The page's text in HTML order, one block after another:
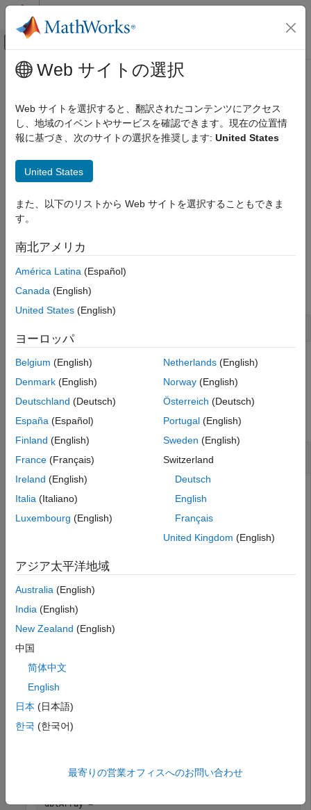
コンテンツへスキップ
オフキャンバス ナビゲーション メ
ドキュメンテーションのホーム
外部言語インターフェイス
MATLAB での Java
javaArray
構文
例
詳細
ヒント
参考
メインコンテンツ
javaArray
Java配列オブジェクトの作成
構文
説明
定したPackageName.ClassName
された配列は、次の Java コードによって作成された配列と同じ
です。
例
例
すべて折りたたむ
4 行 5 列の Java 配列の作成
x2 = 5;
dblArray = javaArray(
値を入力します。
        dblArray(m,n) = java.lang.Double((m*10) + n);
end
結果を表示します。
dblArray =
Web サイトの選択
Web サイトを選択すると、翻訳されたコンテンツにアクセス
し、地域のイベントやサービスを確認できます。現在の位置情
報に基づき、次のサイトの選択を推奨します: United States
United States
また、以下のリストから Web サイトを選択することもできま
す。
南北アメリカ
América Latina (Español)
Canada (English)
United States (English)
ヨーロッパ
Belgium (English)
Denmark (English)
Deutschland (Deutsch)
España (Español)
Finland (English)
France (Français)
Ireland (English)
Italia (Italiano)
Luxembourg (English)
Netherlands(English)
Norway(English)
Österreich (Deutsch)
Portugal(English)
Sweden (English)
Switzerland
Deutsch
English
Français
United Kingdom (English)
アジア太平洋地域
Australia (English)
India (English)
New Zealand (English)
中国
简体中文
English
日本 (日本語)
한국 (한국어)
最寄りの営業オフィスへのお問い合わせ